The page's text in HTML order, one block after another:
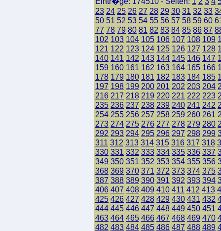
23 24 25 26 27 28 29 30 31 32 33
50 51 52 53 54 55 56 57 58 59 60
77 78 79 80 81 82 83 84 85 86 87
102 103 104 105 106 107 108 109
121 122 123 124 125 126 127 128
140 141 142 143 144 145 146 147
159 160 161 162 163 164 165 166
178 179 180 181 182 183 184 185
197 198 199 200 201 202 203 204
216 217 218 219 220 221 222 223
235 236 237 238 239 240 241 242
254 255 256 257 258 259 260 261
273 274 275 276 277 278 279 280
292 293 294 295 296 297 298 299
311 312 313 314 315 316 317 318
330 331 332 333 334 335 336 337
349 350 351 352 353 354 355 356
368 369 370 371 372 373 374 375
387 388 389 390 391 392 393 394
406 407 408 409 410 411 412 413
425 426 427 428 429 430 431 432
444 445 446 447 448 449 450 451
463 464 465 466 467 468 469 470
482 483 484 485 486 487 488 489